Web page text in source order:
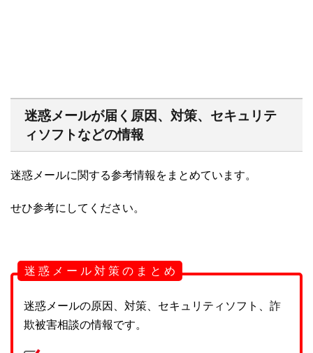
迷惑メールが届く原因、対策、セキュリテ
ィソフトなどの情報
迷惑メールに関する参考情報をまとめています。
せひ参考にしてください。
迷 惑 メ ー ル 対 策 の ま と め
迷惑メールの原因、対策、セキュリティソフト、詐
欺被害相談の情報です。